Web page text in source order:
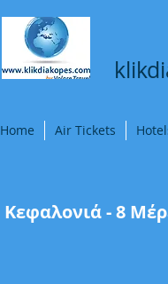
Home Air Tickets
Κεφαλονιά - 8